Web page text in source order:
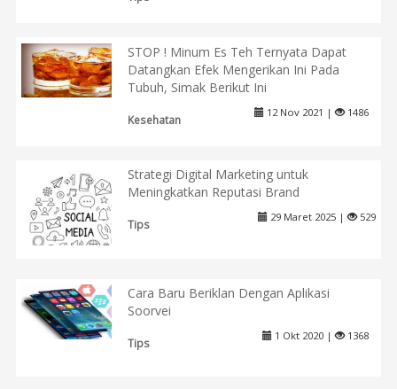
STOP ! Minum Es Teh Ternyata Dapat
Datangkan Efek Mengerikan Ini Pada
Tubuh, Simak Berikut Ini
Kesehatan
12 Nov 2021 | 1486
Strategi Digital Marketing untuk
Meningkatkan Reputasi Brand
Tips
29 Maret 2025 | 529
Cara Baru Beriklan Dengan Aplikasi
Soorvei
Tips
1 Okt 2020 | 1368